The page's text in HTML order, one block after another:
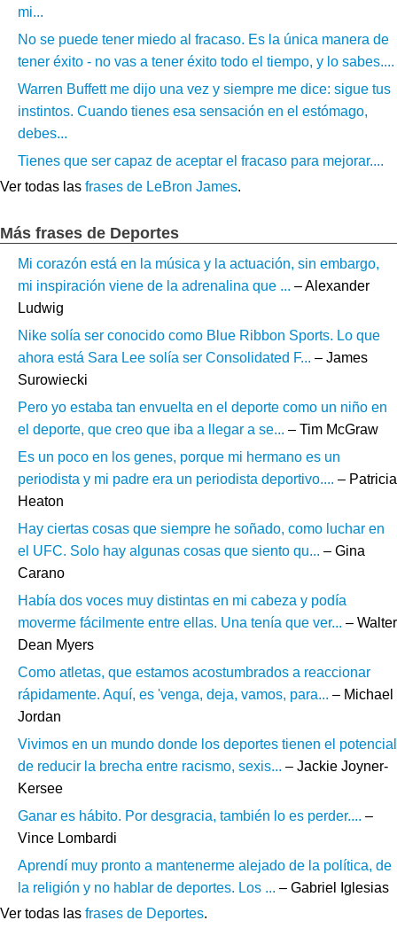
mi...
No se puede tener miedo al fracaso. Es la única manera de
tener éxito - no vas a tener éxito todo el tiempo, y lo sabes....
Warren Buffett me dijo una vez y siempre me dice: sigue tus
instintos. Cuando tienes esa sensación en el estómago,
debes...
Tienes que ser capaz de aceptar el fracaso para mejorar....
Ver todas las frases de LeBron James.
Más frases de Deportes
Mi corazón está en la música y la actuación, sin embargo,
mi inspiración viene de la adrenalina que ... – Alexander
Ludwig
Nike solía ser conocido como Blue Ribbon Sports. Lo que
ahora está Sara Lee solía ser Consolidated F... – James
Surowiecki
Pero yo estaba tan envuelta en el deporte como un niño en
el deporte, que creo que iba a llegar a se... – Tim McGraw
Es un poco en los genes, porque mi hermano es un
periodista y mi padre era un periodista deportivo.... – Patricia
Heaton
Hay ciertas cosas que siempre he soñado, como luchar en
el UFC. Solo hay algunas cosas que siento qu... – Gina
Carano
Había dos voces muy distintas en mi cabeza y podía
moverme fácilmente entre ellas. Una tenía que ver... – Walter
Dean Myers
Como atletas, que estamos acostumbrados a reaccionar
rápidamente. Aquí, es 'venga, deja, vamos, para... – Michael
Jordan
Vivimos en un mundo donde los deportes tienen el potencial
de reducir la brecha entre racismo, sexis... – Jackie Joyner-
Kersee
Ganar es hábito. Por desgracia, también lo es perder.... –
Vince Lombardi
Aprendí muy pronto a mantenerme alejado de la política, de
la religión y no hablar de deportes. Los ... – Gabriel Iglesias
Ver todas las frases de Deportes.